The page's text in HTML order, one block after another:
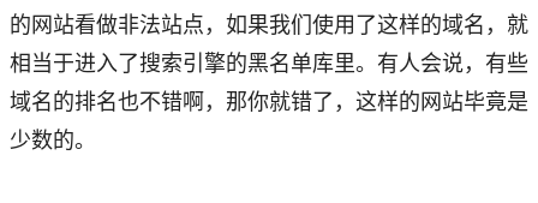
的网站看做非法站点，如果我们使用了这样的域名，就
相当于进入了搜索引擎的黑名单库里。有人会说，有些
域名的排名也不错啊，那你就错了，这样的网站毕竟是
少数的。